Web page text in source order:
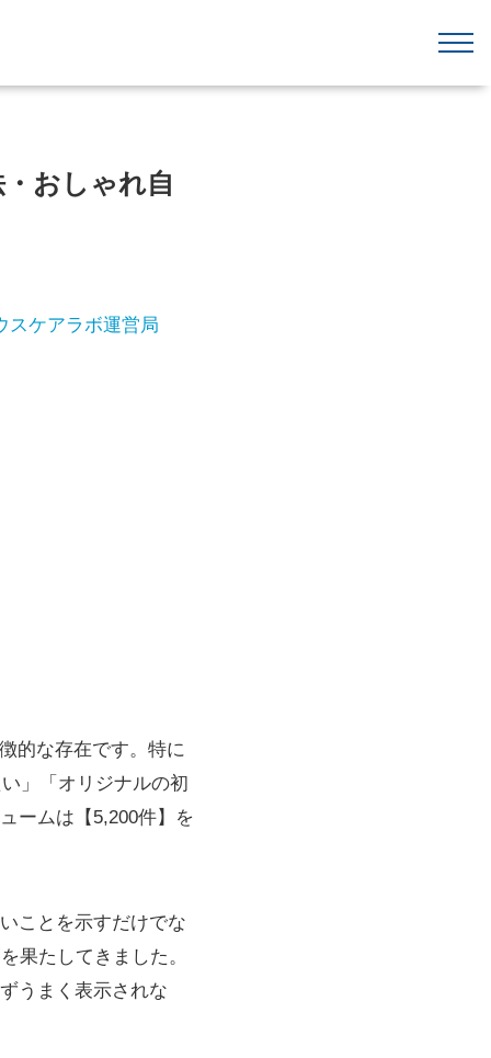
おしゃれ自
スケアラボ運営局
的な存在です。特に
」「オリジナルの初
ームは【5,200件】を
ことを示すだけでな
果たしてきました。
うまく表示されな